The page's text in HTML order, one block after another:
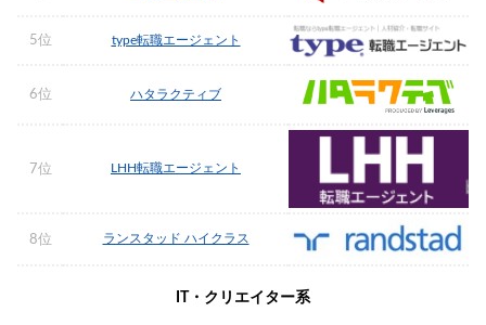
5位 type転職エージェント
6位 ハタラクティブ
7位 LHH転職エージェント
8位 ランスタッド ハイクラス
IT・クリエイター系